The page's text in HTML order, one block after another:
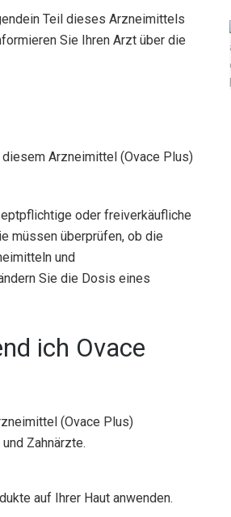
Teil dieses Arzneimittels
Sie Ihren Arzt über die
Arzneimittel (Ovace Plus)
oder freiverkäufliche
müssen überprüfen, ob die
und
Sie die Dosis eines
ich Ovace
(Ovace Plus)
Zahnärzte.
auf Ihrer Haut anwenden.